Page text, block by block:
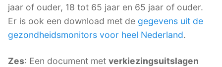
jaar of ouder, 18 tot 65 jaar en 65 jaar of ouder.
Er is ook een download met de gegevens uit de
gezondheidsmonitors voor heel Nederland.
Zes: Een document met verkiezingsuitslagen